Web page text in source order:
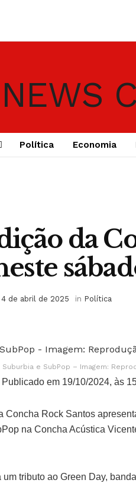
Política Economia
da
4 de abril de 2025 in Política
Suburbia e SubPop – Imagem:
Publicado em 19/10/2024, às
Concha Rock Santos
na Concha Acústica
um tributo ao Green Day,